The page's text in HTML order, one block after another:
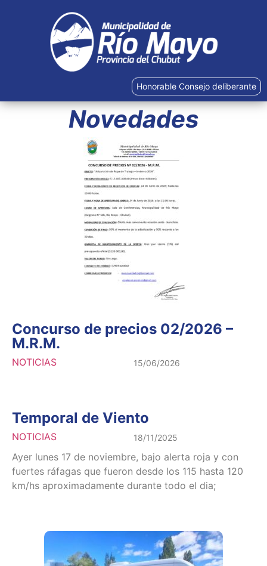
Honorable Consejo deliberante
Novedades
Concurso de precios 02/2026 –
M.R.M.
NOTICIAS 15/06/2026
Temporal de Viento
NOTICIAS 18/11/2025
Ayer lunes 17 de noviembre, bajo alerta roja y con
fuertes ráfagas que fueron desde los 115 hasta 120
km/hs aproximadamente durante todo el dia;